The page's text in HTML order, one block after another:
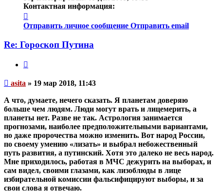
Контактная информация:
информация
пользователя
Отправить личное сообщение Отправить email
Re: Гороскоп Путина
Непрочитанное
asita » 19 мар 2018, 11:43
А что, думаете, нечего сказать. Я планетам доверяю
больше чем людям. Люди могут врать и лицемерить, а
планеты нет. Разве не так. Астрология занимается
прогнозами, наиболее предположительными вариантами,
но даже пророчества можно изменить. Вот народ России,
по своему умению «лизать» и выбрал небожественный
путь развития, а путинский. Хотя это далеко не весь народ.
Мне приходилось, работая в МЧС дежурить на выборах, и
сам видел, своими глазами, как лизоблюды в лице
избирательной комиссии фальсифицируют выборы, и за
свои слова я отвечаю.